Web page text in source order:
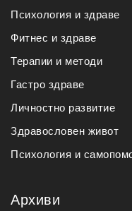
Психология и здраве
Фитнес и здраве
Терапии и методи
Гастро здраве
Личностно развитие
Здравословен живот
Психология и
Архиви